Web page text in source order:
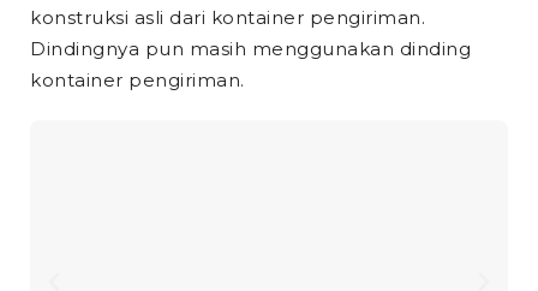
konstruksi asli dari kontainer pengiriman.
Dindingnya pun masih menggunakan dinding
kontainer pengiriman.